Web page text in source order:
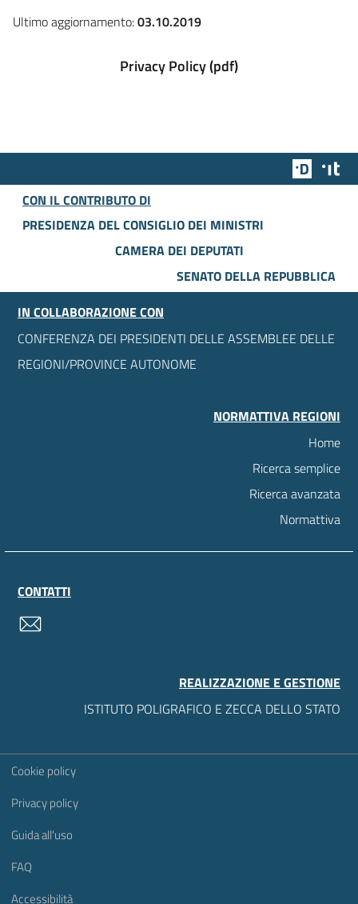
Ultimo aggiornamento:03.10.2019
Privacy Policy (pdf)
Team
CON IL CONTRIBUTO DI
PRESIDENZA DEL CONSIGLIO DEI MINISTRI
CAMERA DEI DEPUTATI
SENATO DELLA REPUBBLICA
IN COLLABORAZIONE CON
CONFERENZA DEI PRESIDENTI DELLE ASSEMBLEE DELLE
REGIONI/PROVINCE AUTONOME
NORMATTIVA REGIONI
Home
Ricerca semplice
Ricerca avanzata
Normattiva
CONTATTI
REALIZZAZIONE E GESTIONE
ISTITUTO POLIGRAFICO E ZECCA DELLO STATO
Sezione Link Utili
Cookie policy
Privacy policy
Guida all'uso
FAQ
Accessibilità